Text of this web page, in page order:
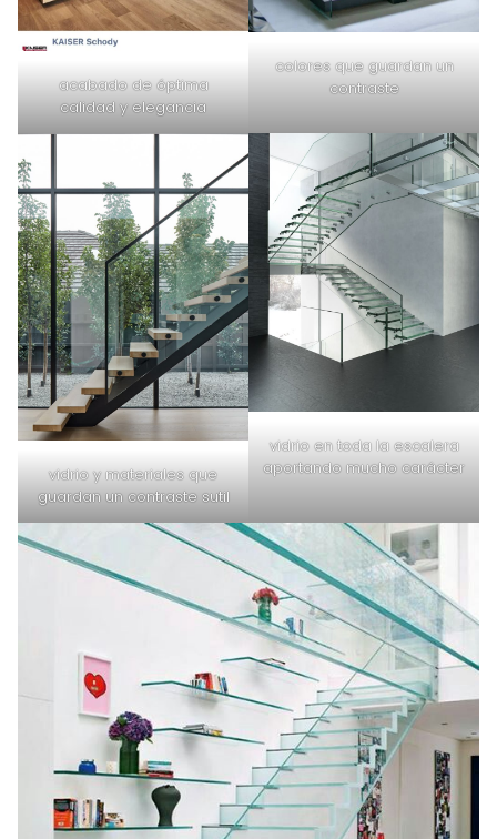
acabado de óptima
calidad y elegancia
colores que guardan un
contraste
vidrio y materiales que
guardan un contraste sutil
vidrio en toda la escalera
aportando mucho carácter